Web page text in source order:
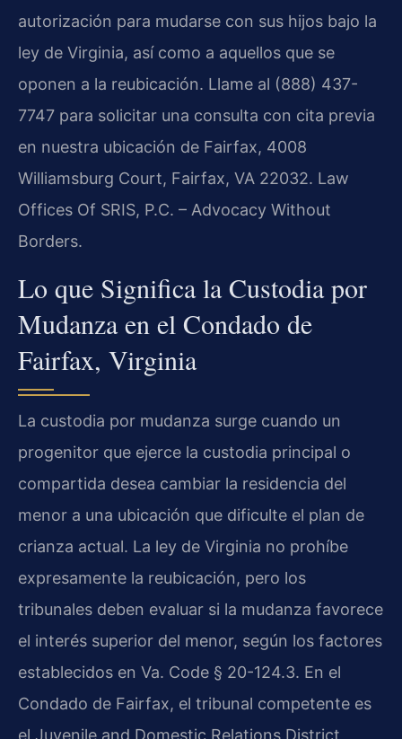
autorización para mudarse con sus hijos bajo la
ley de Virginia, así como a aquellos que se
oponen a la reubicación. Llame al (888) 437-
7747 para solicitar una consulta con cita previa
en nuestra ubicación de Fairfax, 4008
Williamsburg Court, Fairfax, VA 22032. Law
Offices Of SRIS, P.C. – Advocacy Without
Borders.
Lo que Significa la Custodia por
Mudanza en el Condado de
Fairfax, Virginia
La custodia por mudanza surge cuando un
progenitor que ejerce la custodia principal o
compartida desea cambiar la residencia del
menor a una ubicación que dificulte el plan de
crianza actual. La ley de Virginia no prohíbe
expresamente la reubicación, pero los
tribunales deben evaluar si la mudanza favorece
el interés superior del menor, según los factores
establecidos en Va. Code § 20-124.3. En el
Condado de Fairfax, el tribunal competente es
el Juvenile and Domestic Relations District